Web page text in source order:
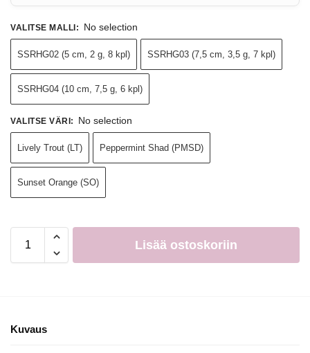
VALITSE MALLI : No selection
SSRHG02 (5 cm, 2 g, 8 kpl) SSRHG03 (7,5 cm, 3,5 g, 7 kpl)
SSRHG04 (10 cm, 7,5 g, 6 kpl)
VALITSE VÄRI : No selection
Lively Trout (LT) Peppermint Shad (PMSD)
Sunset Orange (SO)
Lisää ostoskoriin
Kuvaus